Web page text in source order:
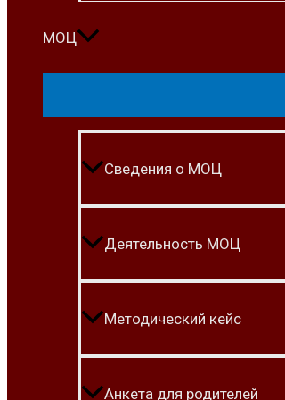
МОЦ
Сведения о МОЦ
Деятельность МОЦ
Методический кейс
Анкета для родителей